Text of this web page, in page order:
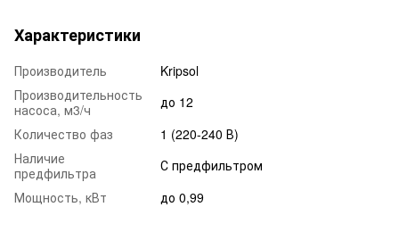
Характеристики
Производитель
Kripsol
Производительность
насоса, м3/ч
до 12
Количество фаз
1 (220-240 В)
Наличие
предфильтра
С предфильтром
Мощность, кВт
до 0,99